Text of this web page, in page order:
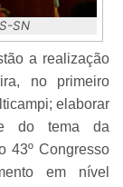
SN
a realização
no primeiro
elaborar
do tema da
43º Congresso
em nível